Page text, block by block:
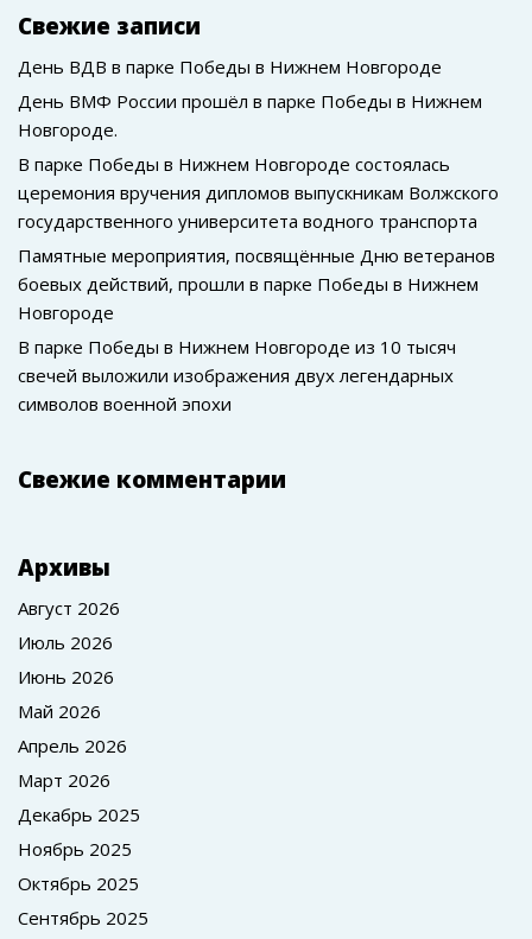
Свежие записи
День ВДВ в парке Победы в Нижнем Новгороде
День ВМФ России прошёл в парке Победы в Нижнем
Новгороде.
В парке Победы в Нижнем Новгороде состоялась
церемония вручения дипломов выпускникам Волжского
государственного университета водного транспорта
Памятные мероприятия, посвящённые Дню ветеранов
боевых действий, прошли в парке Победы в Нижнем
Новгороде
В парке Победы в Нижнем Новгороде из 10 тысяч
свечей выложили изображения двух легендарных
символов военной эпохи
Свежие комментарии
Архивы
Август 2026
Июль 2026
Июнь 2026
Май 2026
Апрель 2026
Март 2026
Декабрь 2025
Ноябрь 2025
Октябрь 2025
Сентябрь 2025